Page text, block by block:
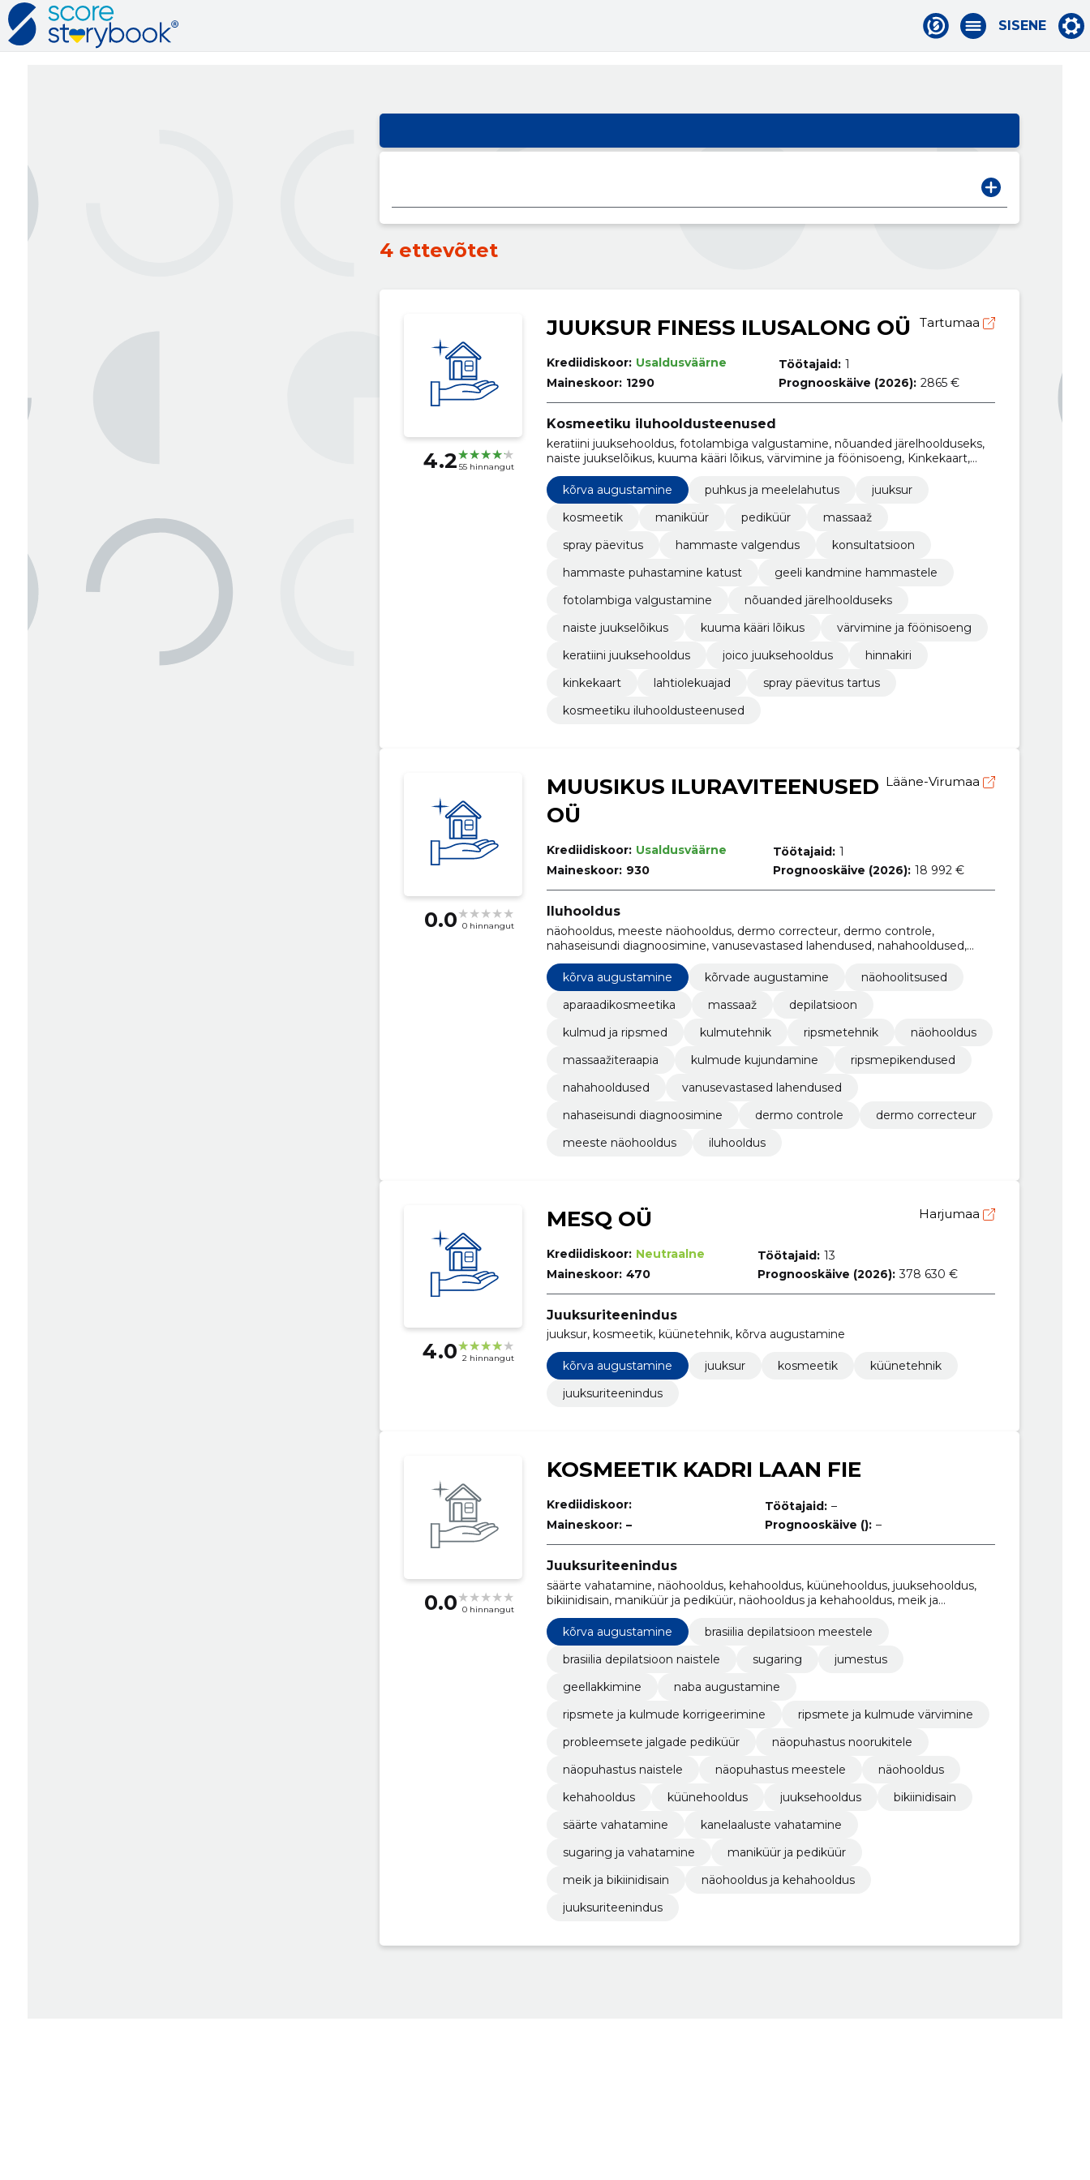
SISENE
4 ettevõtet
4.2 55 hinnangut
JUUKSUR FINESS ILUSALONG OÜ Tartumaa
Krediidiskoor: Usaldusväärne
Maineskoor: 1290
Töötajaid: 1
Prognooskäive (2026): 2865 €
Kosmeetiku iluhooldusteenused
keratiini juuksehooldus, fotolambiga valgustamine, nõuanded järelhoolduseks,
naiste juukselõikus, kuuma kääri lõikus, värvimine ja föönisoeng, Kinkekaart,
spray päevitus tartus, Lahtiolekuajad, geeli kandmine hammastele
kõrva augustamine
puhkus ja meelelahutus
juuksur
kosmeetik
maniküür pediküür
massaaž
spray päevitus
hammaste valgendus
konsultatsioon
hammaste puhastamine katust
geeli kandmine hammastele
fotolambiga valgustamine
nõuanded järelhoolduseks
naiste juukselõikus
kuuma kääri lõikus
värvimine ja föönisoeng
keratiini juuksehooldus
joico juuksehooldus
hinnakiri
kinkekaart
lahtiolekuajad
spray päevitus tartus
kosmeetiku iluhooldusteenused
0.0 0 hinnangut
MUUSIKUS ILURAVITEENUSED
OÜ
Lääne-Virumaa
Krediidiskoor: Usaldusväärne
Maineskoor: 930
Töötajaid: 1
Prognooskäive (2026): 18 992 €
Iluhooldus
näohooldus, meeste näohooldus, dermo correcteur, dermo controle,
nahaseisundi diagnoosimine, vanusevastased lahendused, nahahooldused,
kõrva augustamine
kõrvade augustamine
näohoolitsused
aparaadikosmeetika
massaaž
depilatsioon
kulmud ja ripsmed
kulmutehnik ripsmetehnik
näohooldus
massaažiteraapia
kulmude kujundamine
ripsmepikendused
nahahooldused
vanusevastased lahendused
nahaseisundi diagnoosimine
dermo controle
dermo correcteur
meeste näohooldus
iluhooldus
4.0 2 hinnangut
MESQ OÜ Harjumaa
Krediidiskoor: Neutraalne
Maineskoor: 470
Töötajaid: 13
Prognooskäive (2026): 378 630 €
Juuksuriteenindus
juuksur, kosmeetik, küünetehnik, kõrva augustamine
kõrva augustamine juuksur kosmeetik
küünetehnik
juuksuriteenindus
0.0 0 hinnangut
KOSMEETIK KADRI LAAN FIE
Krediidiskoor:
Maineskoor: –
Töötajaid: –
Prognooskäive (): –
Juuksuriteenindus
säärte vahatamine, näohooldus, kehahooldus, küünehooldus, juuksehooldus,
bikiinidisain, maniküür ja pediküür, näohooldus ja kehahooldus, meik ja
bikiinidisain, näopuhastus meestele
kõrva augustamine
brasiilia depilatsioon meestele
brasiilia depilatsioon naistele
sugaring
jumestus
geellakkimine
naba augustamine
ripsmete ja kulmude korrigeerimine
ripsmete ja kulmude värvimine
probleemsete jalgade pediküür
näopuhastus noorukitele
näopuhastus naistele
näopuhastus meestele
näohooldus
kehahooldus
küünehooldus juuksehooldus
bikiinidisain
säärte vahatamine
kanelaaluste vahatamine
sugaring ja vahatamine
maniküür ja pediküür
meik ja bikiinidisain
näohooldus ja kehahooldus
juuksuriteenindus